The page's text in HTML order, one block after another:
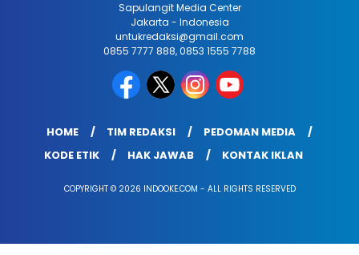
Sapulangit Media Center
Jakarta - Indonesia
untukredaksi@gmail.com
0855 7777 888, 0853 1555 7788
HOME TIM REDAKSI
PEDOMAN MEDIA
KODE ETIK
HAK JAWAB KONTAK IKLAN
COPYRIGHT © 2026 INDOOKE.COM - ALL RIGHTS RESERVED